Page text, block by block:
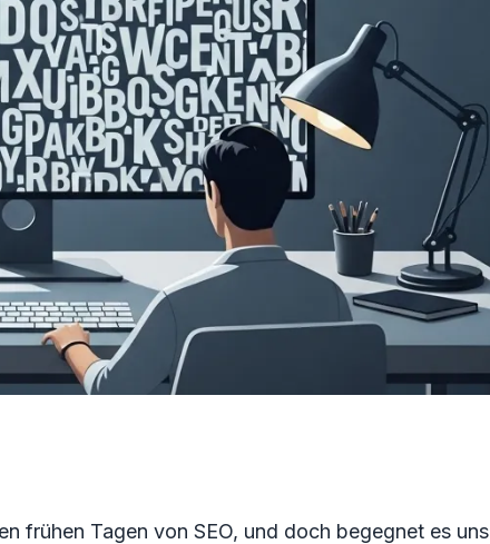
frühen Tagen von SEO, und doch begegnet es uns